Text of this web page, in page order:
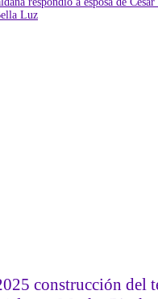
Luz
construcción del